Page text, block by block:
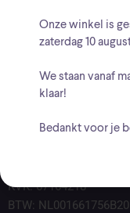
KVK: 67164218
BTW: NL001661756B20
Onze winkel is
zaterdag 10
We staan vanaf
klaar!
Bedankt voor je